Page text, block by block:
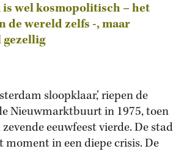
wel kosmopolitisch – het
de wereld zelfs -, maar
sloopklaar,’ riepen de
Nieuwmarktbuurt in 1975, toen
eeuwfeest vierde. De stad
moment in een diepe crisis. De